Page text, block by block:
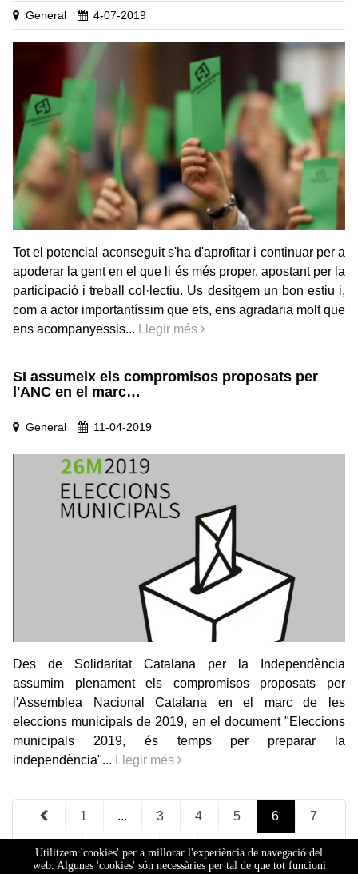
General 4-07-2019
Tot el potencial aconseguit s'ha d'aprofitar i continuar per a
apoderar la gent en el que li és més proper, apostant per la
participació i treball col·lectiu. Us desitgem un bon estiu i,
com a actor importantíssim que ets, ens agradaria molt que
ens acompanyessis...
Llegir més
SI assumeix els compromisos proposats per
l'ANC en el marc…
General 11-04-2019
Des de Solidaritat Catalana per la Independència
assumim plenament els compromisos proposats per
l'Assemblea Nacional Catalana en el marc de les
eleccions municipals de 2019, en el document "Eleccions
municipals 2019, és temps per preparar la
independència"...
Llegir més
1 ... 3 4 5 6 7
8 9 ... 21
Utilitzem 'cookies' per a millorar l'experiència de navegació del
web. Algunes 'cookies' són necessàries per tal de que tot funcioni